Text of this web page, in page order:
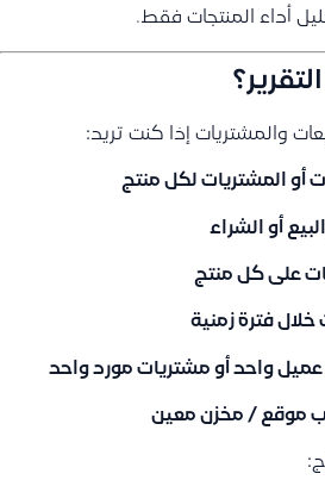
أداء المنتجات فقط.
والمشتريات إذا كنت تريد:
أو المشتريات لكل منتج
أو الشراء
على كل منتج
خلال فترة زمنية
عميل واحد أو مشتريات مورد واحد
موقع / مخزن معين